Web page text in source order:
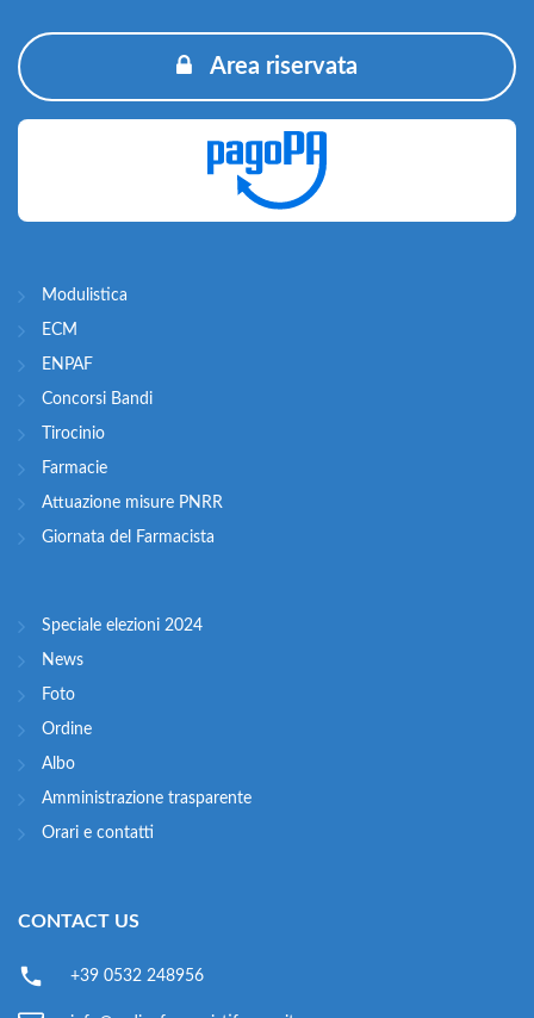
Area riservata
Modulistica
ECM
ENPAF
Concorsi Bandi
Tirocinio
Farmacie
Attuazione misure PNRR
Giornata del Farmacista
Speciale elezioni 2024
News
Foto
Ordine
Albo
Amministrazione trasparente
Orari e contatti
CONTACT US
+39 0532 248956